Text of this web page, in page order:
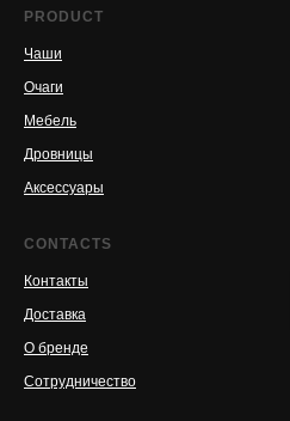
PRODUCT
Чаши
Очаги
Мебель
Дровницы
Аксессуары
CONTACTS
Контакты
Доставка
О бренде
Сотрудничество